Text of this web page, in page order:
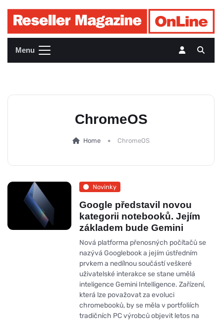
Menu
ChromeOS
Home ChromeOS
Novinky
Google představil novou
kategorii notebooků. Jejím
základem bude Gemini
Nová platforma přenosných počítačů se
nazývá Googlebook a jejím ústředním
prvkem a nedílnou součástí veškeré
uživatelské interakce se stane umělá
inteligence Gemini Intelligence. Zařízení,
která lze považovat za evoluci
chromebooků, by se měla v portfoliích
tradičních PC výrobců objevit letos na